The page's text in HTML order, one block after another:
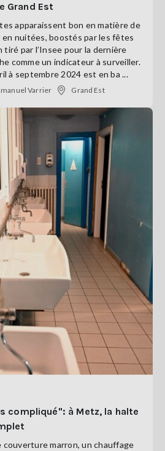
Grand Est
apparaissent bon en matière de
nuitées, boostés par les fêtes
tiré par l’Insee pour la dernière
comme un indicateur à surveiller.
à septembre 2024 est en ba ...
Varrier Grand Est
compliqué": à Metz, la halte
couverture marron, un chauffage